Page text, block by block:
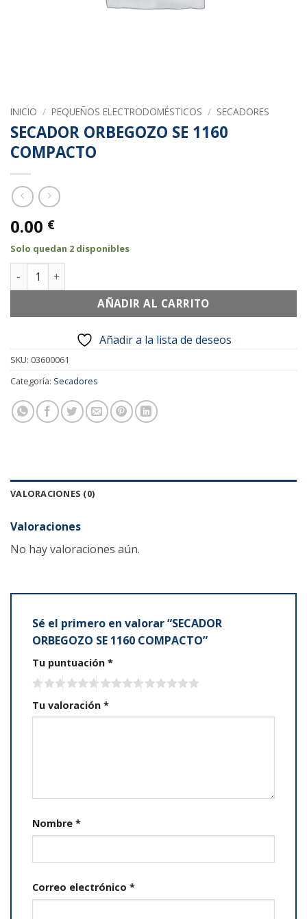
INICIO / PEQUEÑOS ELECTRODOMÉSTICOS / SECADORES
SECADOR ORBEGOZO SE 1160
COMPACTO
0.00 €
Solo quedan 2 disponibles
SECADOR ORBEGOZO SE 1160 COMPACTO cantidad
AÑADIR AL CARRITO
Añadir a la lista de deseos
SKU: 03600061
Categoría: Secadores
VALORACIONES (0)
Valoraciones
No hay valoraciones aún.
Sé el primero en valorar “SECADOR
ORBEGOZO SE 1160 COMPACTO”
Tu puntuación *
Tu valoración *
Nombre *
Correo electrónico *